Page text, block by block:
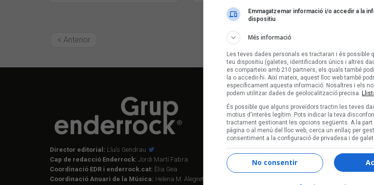
< Anterior
Director editorial: Lluís Gendrau
Cap de redacció Enderrock: Jordi Martí Fabra
Coordinació EDR i enderrock.cat: Èlia Gea
Coordinació Anuari de la Música: Helena M. Alegret
Segueix-
Informació
Audiència
Notícies
Emmagatzemar informació i/o accedir a la
dispositiu
Més informació
Les teves dades personals es tractaran i és possible
teu dispositiu (galetes, identificadors únics i altres
es comparteixi amb 210 partners, els quals també
la o accedir-hi. Així mateix, aquest lloc web també
específicament aquesta informació. Nosaltres i els
podem utilitzar dades de geolocalització precisa.
És possible que alguns proveïdors tractin les teves
motius d'interès legítim. Pots indicar la teva
tractament gestionant les opcions següents. A la
pàgina o al menú del lloc web, cerca un enllaç per
consentiment a la configuració de privadesa i de
No consentir